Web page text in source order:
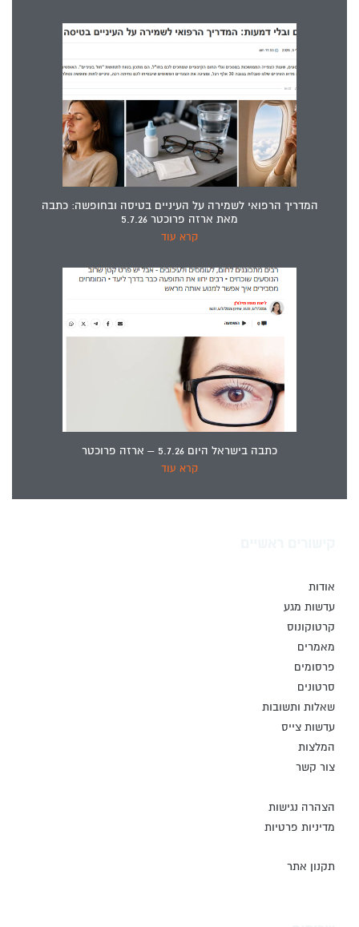
המדריך הרפואי לשמירה על העיניים בטיסה ובחופשה: כתבה
מאת ארזה פרוכטר 5.7.26
קרא עוד
כתבה בישראל היום 5.7.26 – ארזה פרוכטר
קרא עוד
אודות
עדשות מגע
קרטוקונוס
מאמרים
פרסומים
סרטונים
שאלות ותשובות
עדשות צייס
המלצות
צור קשר
הצהרה נגישות
מדיניות פרטיות
תקנון אתר